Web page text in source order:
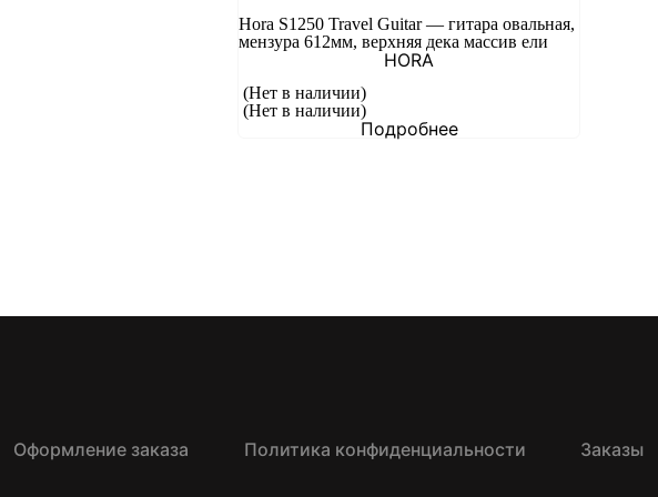
Hora S1250 Travel Guitar — гитара овальная,
мензура 612мм, верхняя дека массив ели
HORA
(Нет в наличии)
(Нет в наличии)
Подробнее
Оформление заказа Политика конфиденциальности Заказы